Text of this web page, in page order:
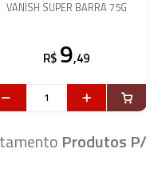
VANISH SUPER BARRA 75G
R$ 9,49
Produtos P/